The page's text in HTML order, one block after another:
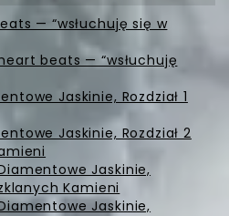
— “wsłuchuję się w
beats — “wsłuchuję
Jaskinie, Rozdział 1
Jaskinie, Rozdział 2
Jaskinie,
Kamieni
Jaskinie,